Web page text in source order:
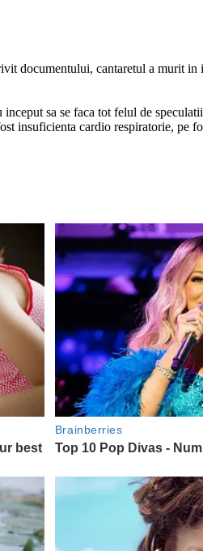
documentului, cantaretul a murit
sa se faca tot felul de
insuficienta cardio respiratorie, pe